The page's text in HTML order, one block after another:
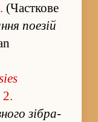
(Часткове
поезій
зі­бра­